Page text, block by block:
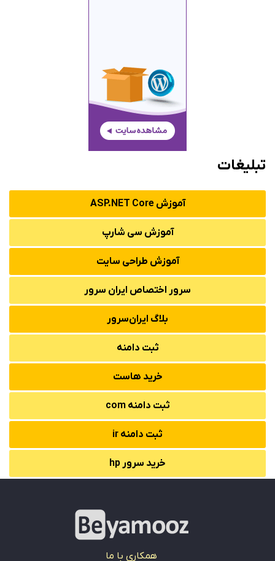
تبلیغات
آموزش ASP.NET Core
آموزش سی شارپ
آموزش طراحی سایت
سرور اختصاص ایران سرور
بلاگ ایران‌سرور
ثبت دامنه
خرید هاست
ثبت دامنه com
ثبت دامنه ir
خرید سرور hp
همکاری با ما